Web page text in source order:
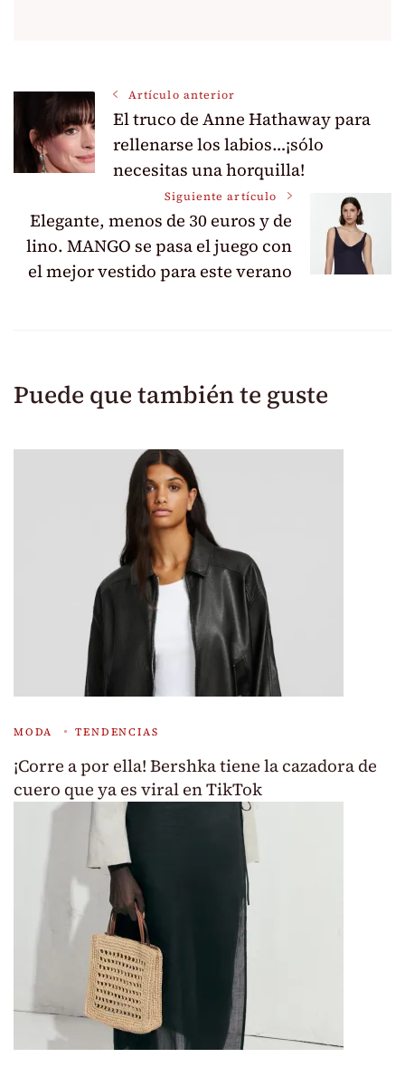
Navegación
de
entradas
Artículo anterior
El truco de Anne Hathaway para
rellenarse los labios…¡sólo
necesitas una horquilla!
Siguiente artículo
Elegante, menos de 30 euros y de
lino. MANGO se pasa el juego con
el mejor vestido para este verano
Puede que también te guste
MODA TENDENCIAS
¡Corre a por ella! Bershka tiene la cazadora de
cuero que ya es viral en TikTok